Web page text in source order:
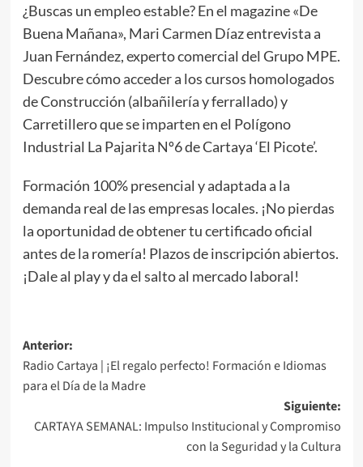
¿Buscas un empleo estable? En el magazine «De
Buena Mañana», Mari Carmen Díaz entrevista a
Juan Fernández, experto comercial del Grupo MPE.
Descubre cómo acceder a los cursos homologados
de Construcción (albañilería y ferrallado) y
Carretillero que se imparten en el Polígono
Industrial La Pajarita Nº6 de Cartaya ‘El Picote’.
Formación 100% presencial y adaptada a la
demanda real de las empresas locales. ¡No pierdas
la oportunidad de obtener tu certificado oficial
antes de la romería! Plazos de inscripción abiertos.
¡Dale al play y da el salto al mercado laboral!
Anterior:
Radio Cartaya | ¡El regalo perfecto! Formación e Idiomas
para el Día de la Madre
Siguiente:
CARTAYA SEMANAL: Impulso Institucional y Compromiso
con la Seguridad y la Cultura